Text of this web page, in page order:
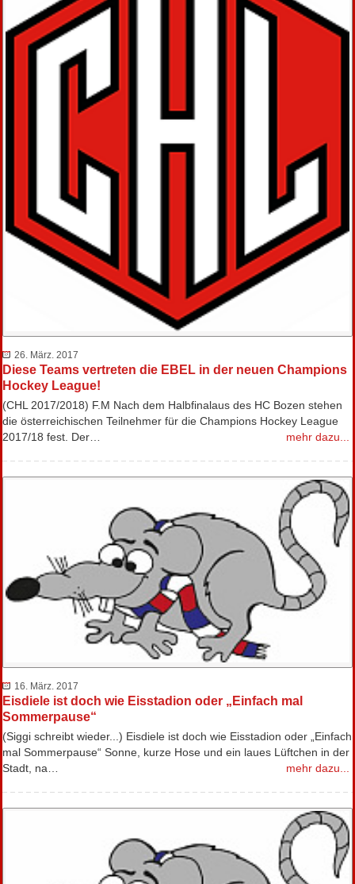
26. März. 2017
Diese Teams vertreten die EBEL in der neuen Champions
Hockey League!
(CHL 2017/2018) F.M Nach dem Halbfinalaus des HC Bozen stehen
die österreichischen Teilnehmer für die Champions Hockey League
2017/18 fest. Der…
mehr dazu...
16. März. 2017
Eisdiele ist doch wie Eisstadion oder „Einfach mal
Sommerpause“
(Siggi schreibt wieder...) Eisdiele ist doch wie Eisstadion oder „Einfach
mal Sommerpause“ Sonne, kurze Hose und ein laues Lüftchen in der
Stadt, na…
mehr dazu...